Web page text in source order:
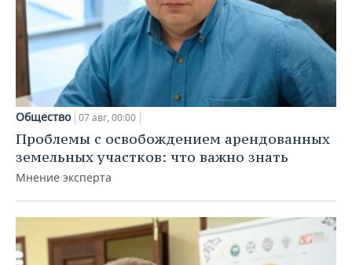
Общество 07 авг, 00:00
Проблемы с освобождением арендованных
земельных участков: что важно знать
Мнение эксперта